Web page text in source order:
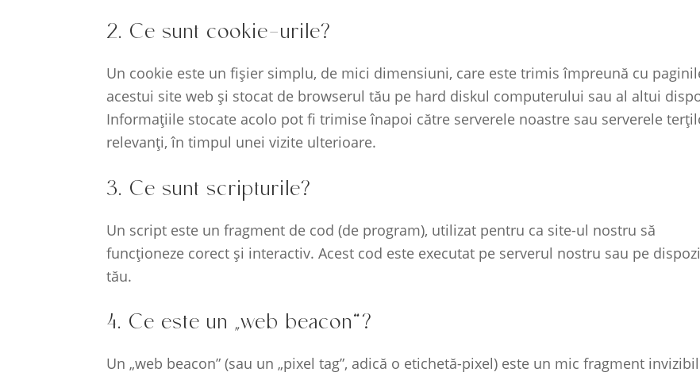
2. Ce sunt cookie-urile?
Un cookie este un fișier simplu, de mici dimensiuni, care este trimis împreună cu
acestui site web și stocat de browserul tău pe hard diskul computerului sau al altui
Informațiile stocate acolo pot fi trimise înapoi către serverele noastre sau serverele
relevanți, în timpul unei vizite ulterioare.
3. Ce sunt scripturile?
Un script este un fragment de cod (de program), utilizat pentru ca site-ul nostru să
funcționeze corect și interactiv. Acest cod este executat pe serverul nostru sau pe
tău.
4. Ce este un „web beacon”?
Un „web beacon” (sau un „pixel tag”, adică o etichetă-pixel) este un mic fragment